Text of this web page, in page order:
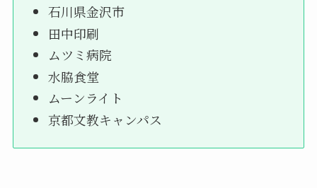
石川県金沢市
田中印刷
ムツミ病院
水脇食堂
ムーンライト
京都文教キャンパス